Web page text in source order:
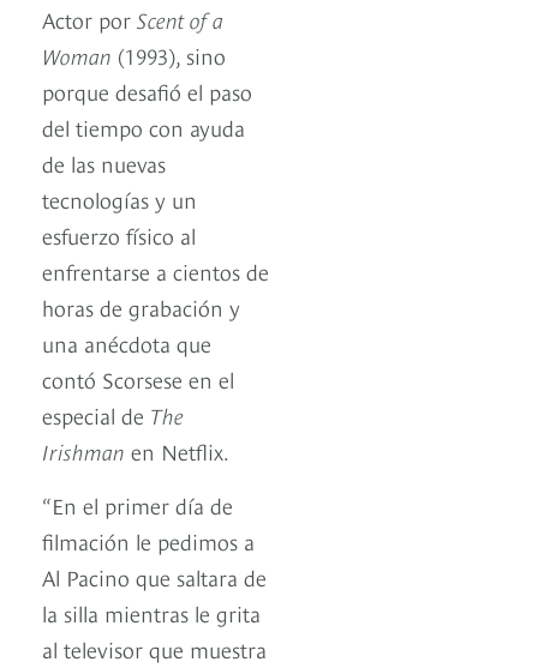
Actor por Scent of a
Woman (1993), sino
porque desafió el paso
del tiempo con ayuda
de las nuevas
tecnologías y un
esfuerzo físico al
enfrentarse a cientos de
horas de grabación y
una anécdota que
contó Scorsese en el
especial de The
Irishman en Netflix.
“En el primer día de
filmación le pedimos a
Al Pacino que saltara de
la silla mientras le grita
al televisor que muestra